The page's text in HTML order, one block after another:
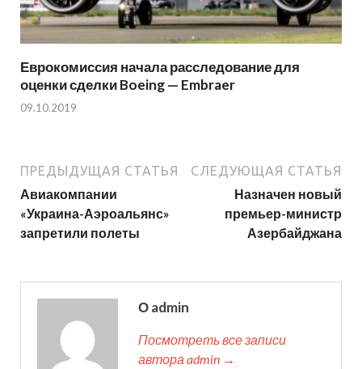
Еврокомиссия начала расследование для
оценки сделки Boeing — Embraer
09.10.2019
ПРЕДЫДУЩАЯ СТАТЬЯ
Авиакомпании
«Украина-Аэроальянс»
запретили полеты
СЛЕДУЮЩАЯ СТАТЬЯ
Назначен новый
премьер-министр
Азербайджана
О admin
Посмотреть все записи
автора admin →